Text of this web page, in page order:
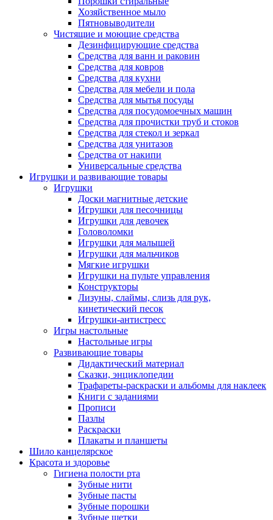
Хозяйственное мыло
Пятновыводители
Чистящие и моющие средства
Дезинфицирующие средства
Средства для ванн и раковин
Средства для ковров
Средства для кухни
Средства для мебели и пола
Средства для мытья посуды
Средства для посудомоечных машин
Средства для прочистки труб и стоков
Средства для стекол и зеркал
Средства для унитазов
Средства от накипи
Универсальные средства
Игрушки и развивающие товары
Игрушки
Доски магнитные детские
Игрушки для песочницы
Игрушки для девочек
Головоломки
Игрушки для малышей
Игрушки для мальчиков
Мягкие игрушки
Игрушки на пульте управления
Конструкторы
Лизуны, слаймы, слизь для рук,
кинетический песок
Игрушки-антистресс
Игры настольные
Настольные игры
Развивающие товары
Дидактический материал
Сказки, энциклопедии
Трафареты-раскраски и альбомы для наклеек
Книги с заданиями
Прописи
Пазлы
Раскраски
Плакаты и планшеты
Шило канцелярское
Красота и здоровье
Гигиена полости рта
Зубные нити
Зубные пасты
Зубные порошки
Зубные щетки